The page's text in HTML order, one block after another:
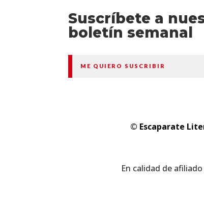
Suscríbete a
boletín semanal
ME QUIERO SUSCRIBIR
© Escaparate
En calidad de